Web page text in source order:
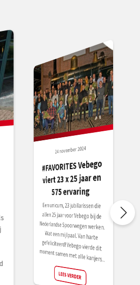
24 november 2024
#FAVORITES Vebego
viert 23 x 25 jaar en
575 ervaring
Een unicum, 23 jubilarissen die
allen 25 jaar voor Vebego bij de
Nederlandse Spoorwegen werken.
Wat een mijlpaal. Van harte
gefeliciteerd! Vebego vierde dit
moment samen met alle kanjers...
LEES VERDER